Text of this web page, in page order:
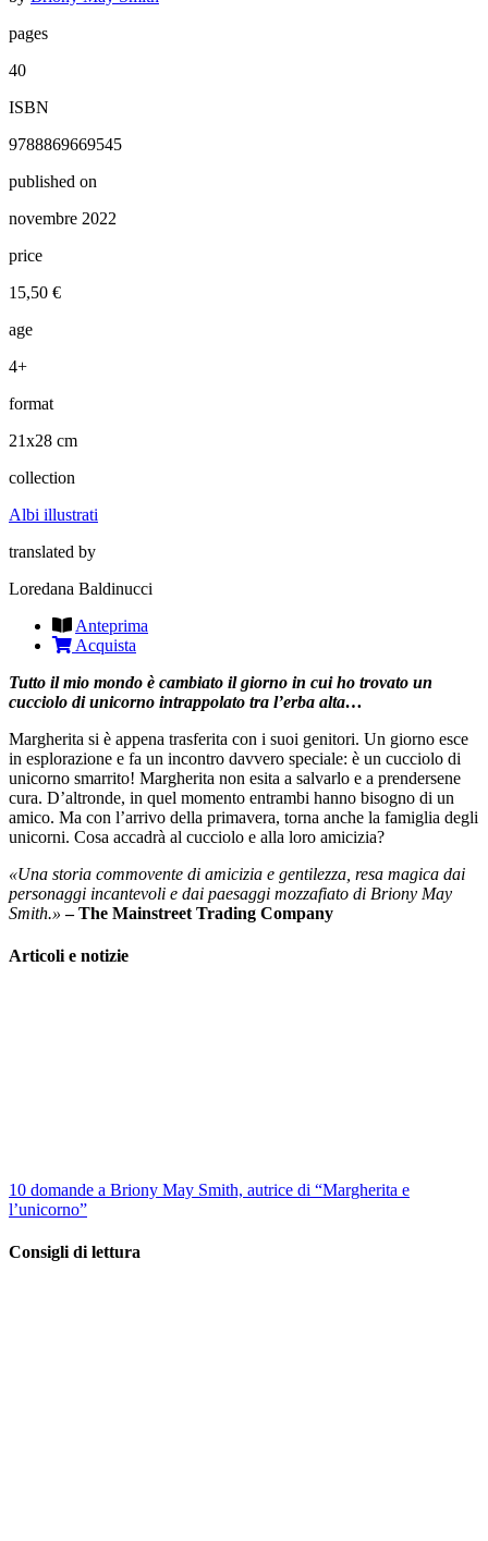
pages
40
ISBN
9788869669545
published on
novembre 2022
price
15,50 €
age
4+
format
21x28 cm
collection
Albi illustrati
translated by
Loredana Baldinucci
Anteprima
Acquista
Tutto il mio mondo è cambiato il giorno in cui ho trovato un
cucciolo di unicorno intrappolato tra l’erba alta…
Margherita si è appena trasferita con i suoi genitori. Un giorno esce
in esplorazione e fa un incontro davvero speciale: è un cucciolo di
unicorno smarrito! Margherita non esita a salvarlo e a prendersene
cura. D’altronde, in quel momento entrambi hanno bisogno di un
amico. Ma con l’arrivo della primavera, torna anche la famiglia degli
unicorni. Cosa accadrà al cucciolo e alla loro amicizia?
«Una storia commovente di amicizia e gentilezza, resa magica dai
personaggi incantevoli e dai paesaggi mozzafiato di Briony May
Smith.» – The Mainstreet Trading Company
Articoli e notizie
10 domande a Briony May Smith, autrice di “Margherita e
l’unicorno”
Consigli di lettura